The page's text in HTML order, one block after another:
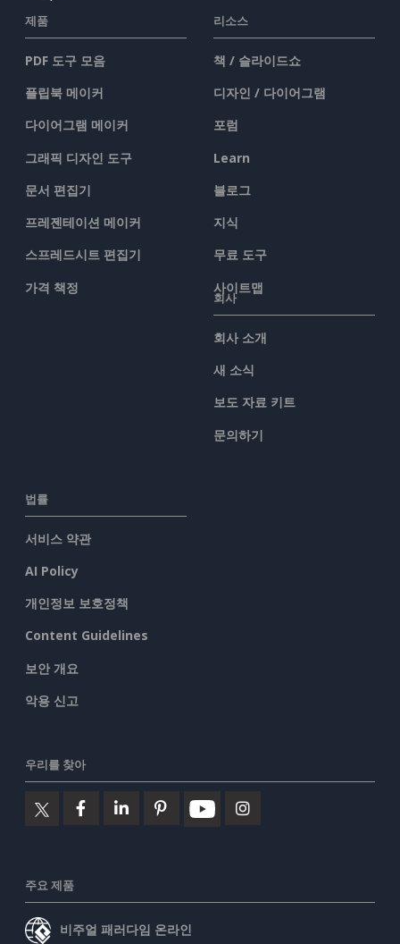
제품
PDF 도구 모음
플립북 메이커
다이어그램 메이커
그래픽 디자인 도구
문서 편집기
프레젠테이션 메이커
스프레드시트 편집기
가격 책정
리소스
책 / 슬라이드쇼
디자인 / 다이어그램
포럼
Learn
블로그
지식
무료 도구
사이트맵
회사
회사 소개
새 소식
보도 자료 키트
문의하기
법률
서비스 약관
AI Policy
개인정보 보호정책
Content Guidelines
보안 개요
악용 신고
우리를 찾아
주요 제품
비주얼 패러다임 온라인